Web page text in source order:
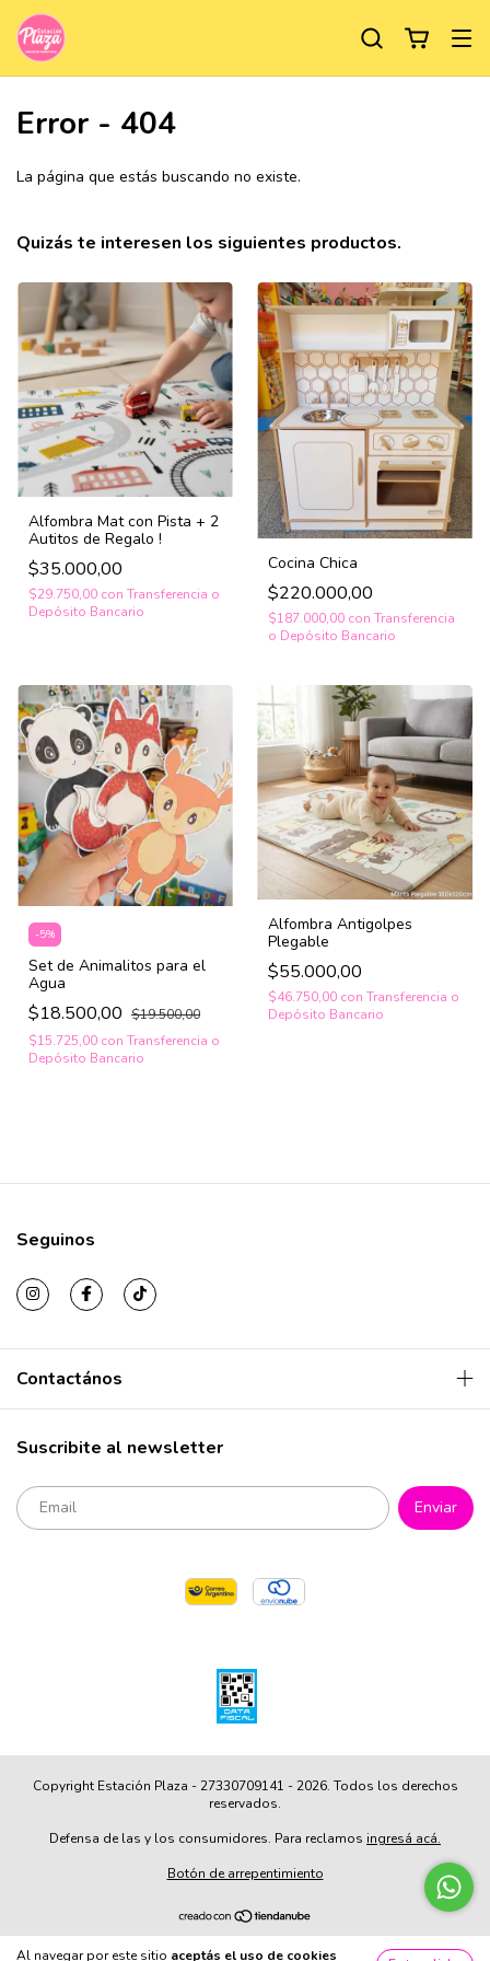
Al navegar por este sitio aceptás el uso de cookies
Error - 404
La página que estás buscando no existe.
Quizás te interesen los siguientes productos.
Alfombra Mat con Pista + 2
Autitos de Regalo !
$35.000,00
$29.750,00 con Transferencia o
Depósito Bancario
Cocina Chica
$220.000,00
$187.000,00 con Transferencia
o Depósito Bancario
-5%
Set de Animalitos para el
Agua
$18.500,00 $19.500,00
$15.725,00 con Transferencia o
Depósito Bancario
Alfombra Antigolpes
Plegable
$55.000,00
$46.750,00 con Transferencia o
Depósito Bancario
Seguinos
Contactános
Suscribite al newsletter
Copyright Estación Plaza - 27330709141 - 2026. Todos los derechos
reservados.
Defensa de las y los consumidores. Para reclamos ingresá acá.
Botón de arrepentimiento